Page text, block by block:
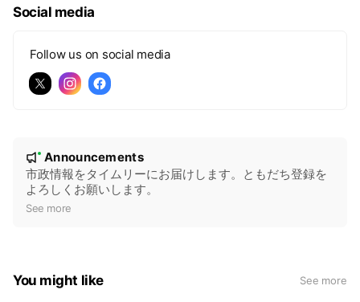
Social media
Follow us on social media
New
Announcements
市政情報をタイムリーにお届けします。ともだち登録を
よろしくお願いします。
See more
You might like See more